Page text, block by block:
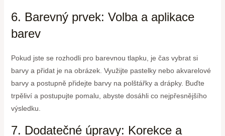
6. Barevný prvek: Volba a aplikace
barev
Pokud jste se rozhodli pro barevnou tlapku, je čas vybrat si
barvy a přidat je na obrázek. Využijte pastelky nebo akvarelové
barvy a postupně přidejte barvy na polštářky a drápky. Buďte
trpěliví a postupujte pomalu, abyste dosáhli co nejpřesnějšího
výsledku.
7. Dodatečné úpravy: Korekce a